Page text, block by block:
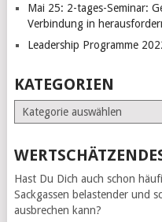
Mai 25: 2-tages-Seminar:
Verbindung in
Leadership Programme
KATEGORIEN
Kategorien
Hast Du Dich auch schon
Sackgassen belastender und
ausbrechen kann?